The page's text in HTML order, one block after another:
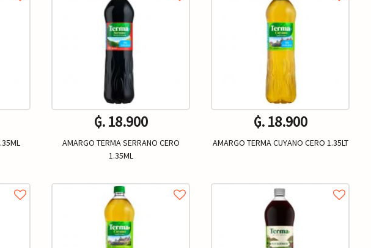
₲. 18.900
AMARGO TERMA SERRANO CERO
1.35ML
₲. 18.900
AMARGO TERMA CUYANO CERO 1.35LT